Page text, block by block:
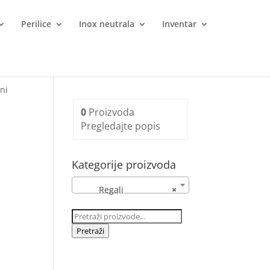
Perilice Inox neutrala Inventar
0 Proizvoda
Pregledajte popis
Kategorije proizvoda
×
Regali
Pretraži:
Pretraži